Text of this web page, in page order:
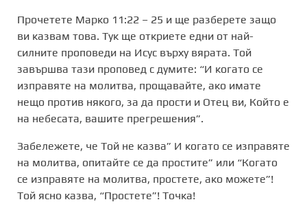
Прочетете Марко 11:22 – 25 и ще разберете защо
ви казвам това. Тук ще откриете едни от най-
силните проповеди на Исус върху вярата. Той
завършва тази проповед с думите: “И когато се
изправяте на молитва, прощавайте, ако имате
нещо против някого, за да прости и Отец ви, Който е
на небесата, вашите прегрешения”.
Забележете, че Той не казва” И когато се изправяте
на молитва, опитайте се да простите” или “Когато
се изправяте на молитва, простете, ако можете”!
Той ясно казва, “Простете”! Точка!